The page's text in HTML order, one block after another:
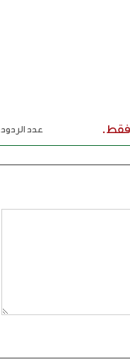
فقط.
عدد الردود: